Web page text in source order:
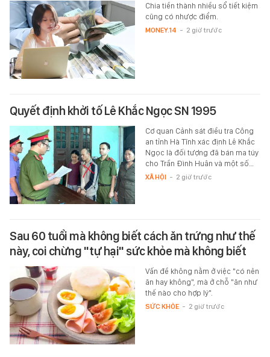
Chia tiền thành nhiều sổ tiết kiệm
cũng có nhược điểm.
MONEY.14 - 2 giờ trước
Quyết định khởi tố Lê Khắc Ngọc SN 1995
Cơ quan Cảnh sát điều tra Công
an tỉnh Hà Tĩnh xác định Lê Khắc
Ngọc là đối tượng đã bán ma túy
cho Trần Đình Huân và một số…
XÃ HỘI - 2 giờ trước
Sau 60 tuổi mà không biết cách ăn trứng như thế
này, coi chừng "tự hại" sức khỏe mà không biết
Vấn đề không nằm ở việc "có nên
ăn hay không", mà ở chỗ "ăn như
thế nào cho hợp lý".
SỨC KHỎE - 2 giờ trước